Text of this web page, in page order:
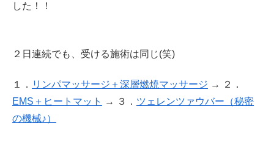
した！！
２日連続でも、受ける施術は同じ(笑)
１． リンパマッサージ＋深層燃焼マッサージ → ２．
EMS＋ヒートマット
→ ３． ツェレンツァウバー（秘密
の機械♪）